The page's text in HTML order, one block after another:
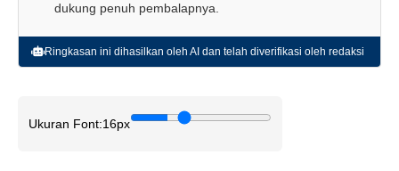
dukung penuh pembalapnya.
Ringkasan ini dihasilkan oleh AI dan telah diverifikasi oleh redaksi
Ukuran Font:16px